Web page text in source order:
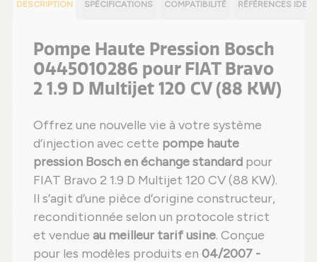
DESCRIPTION SPÉCIFICATIONS COMPATIBILITÉ RÉFÉRENCES
Pompe Haute Pression Bosch
0445010286 pour FIAT Bravo
2 1.9 D Multijet 120 CV (88 KW)
Offrez une nouvelle vie à votre système
d’injection avec cette pompe haute
pression Bosch en échange standard pour
FIAT Bravo 2 1.9 D Multijet 120 CV (88 KW).
Il s’agit d’une pièce d’origine constructeur,
reconditionnée selon un protocole strict
et vendue au meilleur tarif usine. Conçue
pour les modèles produits en 04/2007 -